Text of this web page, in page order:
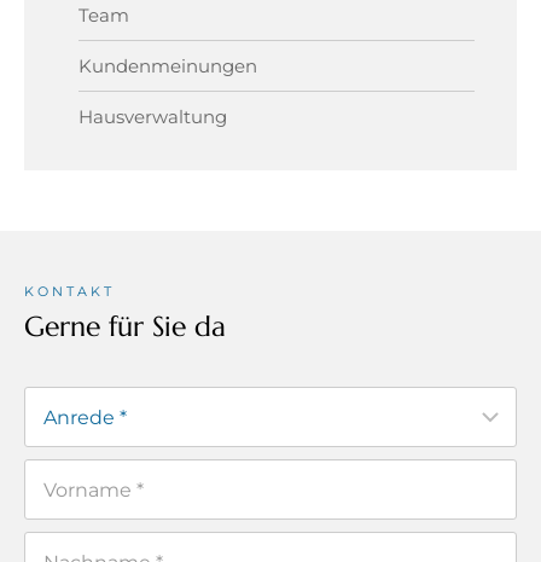
Team
Kundenmeinungen
Hausverwaltung
KONTAKT
Gerne für Sie da